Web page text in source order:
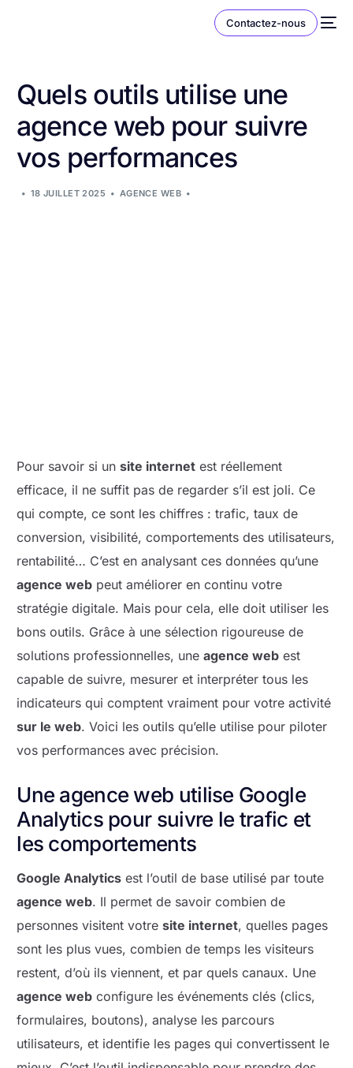
Contactez-nous
Quels outils utilise une
agence web pour suivre
vos performances
18 JUILLET 2025 AGENCE WEB
Pour savoir si unsite internet est réellement
efficace, il ne suffit pas de regarder s’il est joli. Ce
qui compte, ce sont les chiffres : trafic, taux de
conversion, visibilité, comportements des utilisateurs,
rentabilité… C’est en analysant ces données qu’une
agence web peut améliorer en continu votre
stratégie digitale. Mais pour cela, elle doit utiliser les
bons outils. Grâce à une sélection rigoureuse de
solutions professionnelles, uneagence web est
capable de suivre, mesurer et interpréter tous les
indicateurs qui comptent vraiment pour votre activité
sur le web. Voici les outils qu’elle utilise pour piloter
vos performances avec précision.
Une agence web utilise Google
Analytics pour suivre le trafic et
les comportements
Google Analytics est l’outil de base utilisé par toute
agence web. Il permet de savoir combien de
personnes visitent votresite internet, quelles pages
sont les plus vues, combien de temps les visiteurs
restent, d’où ils viennent, et par quels canaux. Une
agence web configure les événements clés (clics,
formulaires, boutons), analyse les parcours
utilisateurs, et identifie les pages qui convertissent le